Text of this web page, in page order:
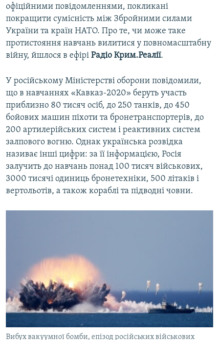
офіційними повідомленнями, покликані
покращити сумісність між Збройними силами
України та країн НАТО. Про те, чи може таке
протистояння навчань вилитися у повномасштабну
війну, йшлося в ефірі Радіо Крим.Реалії.
У російському Міністерстві оборони повідомили,
що в навчаннях «Кавказ-2020» беруть участь
приблизно 80 тисяч осіб, до 250 танків, до 450
бойових машин піхоти та бронетранспортерів, до
200 артилерійських систем і реактивних систем
залпового вогню. Однак українська розвідка
називає інші цифри: за її інформацією, Росія
залучить до навчань понад 100 тисяч військових,
3000 тисячі одиниць бронетехніки, 500 літаків і
вертольотів, а також кораблі та підводні човни.
Вибух вакуумної бомби, епізод російських військових